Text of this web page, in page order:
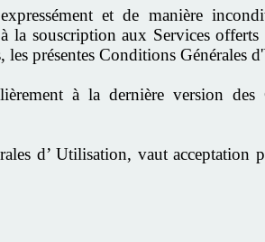
et de manière
souscription aux Services
présentes Conditions Générales
à la dernière version des
d’ Utilisation, vaut